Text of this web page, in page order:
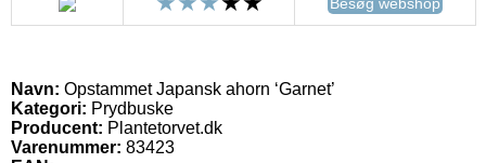
Navn: Opstammet Japansk ahorn ‘Garnet’
Kategori: Prydbuske
Producent: Plantetorvet.dk
Varenummer: 83423